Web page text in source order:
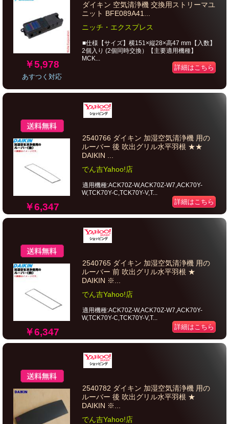
￥5,978
あすつく対応
ダイキン 空気清浄機 交換用ストリーマユ
ニット BFE089A41...
ニッチ・エクスプレス
■仕様【サイズ】横151×縦28×高47 mm【入数】
2個入り (2個同時交換）【主要適用機種】
MCK...
詳細はこちら
￥6,347
2540766 ダイキン 加湿空気清浄機 用の
ルーバー 後 吹出グリル水平羽根 ★★
DAIKIN ...
でん吉Yahoo!店
適用機種:ACK70Z-W,ACK70Z-W7,ACK70Y-
W,TCK70Y-C,TCK70Y-V,T...
詳細はこちら
￥6,347
2540765 ダイキン 加湿空気清浄機 用の
ルーバー 前 吹出グリル水平羽根 ★
DAIKIN ※...
でん吉Yahoo!店
適用機種:ACK70Z-W,ACK70Z-W7,ACK70Y-
W,TCK70Y-C,TCK70Y-V,T...
詳細はこちら
2540782 ダイキン 加湿空気清浄機 用の
ルーバー 後 吹出グリル水平羽根 ★
DAIKIN ※...
でん吉Yahoo!店